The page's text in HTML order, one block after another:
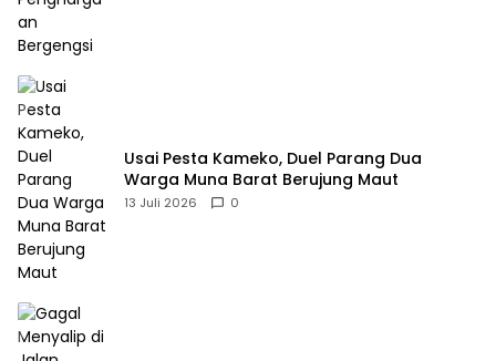
Usai Pesta Kameko, Duel Parang Dua
Warga Muna Barat Berujung Maut
13 Juli 2026 0